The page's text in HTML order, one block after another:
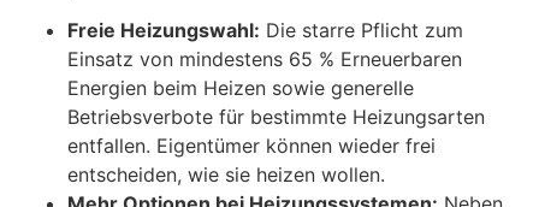
Freie Heizungswahl: Die starre Pflicht zum
Einsatz von mindestens 65 % Erneuerbaren
Energien beim Heizen sowie generelle
Betriebsverbote für bestimmte Heizungsarten
entfallen. Eigentümer können wieder frei
entscheiden, wie sie heizen wollen.